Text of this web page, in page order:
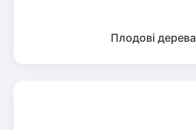
Плодові дерева